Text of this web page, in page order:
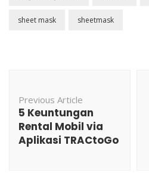
sheet mask sheetmask
Previous Article
5 Keuntungan
Rental Mobil via
Aplikasi TRACtoGo